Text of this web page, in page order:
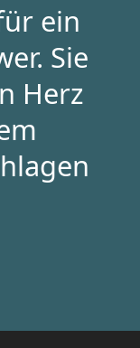
ein
Sie
Herz